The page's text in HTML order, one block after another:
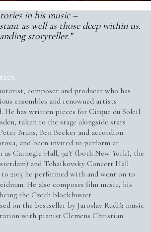
in his music –
as well as those deep within us.
storyteller.”
composer and producer who has
ensembles and renowned artists
He has written pieces for Cirque du Soleil
taken to the stage alongside stars
Bruns, Ben Becker and accordion
and been invited to perform at
as Carnegie Hall, 92Y (both New York), the
and Tchaikovsky Concert Hall
to 2015 he performed with and went on to
He also composes film music, his
the Czech blockbuster
on the bestseller by Jaroslav Rudiš; music
with pianist Clemens Christian